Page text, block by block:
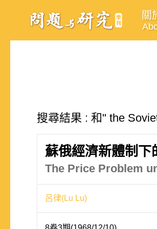
關
搜尋結果 : 和" the
蘇俄經濟新體制下
The Price Problem
呂律(Lu Lu)